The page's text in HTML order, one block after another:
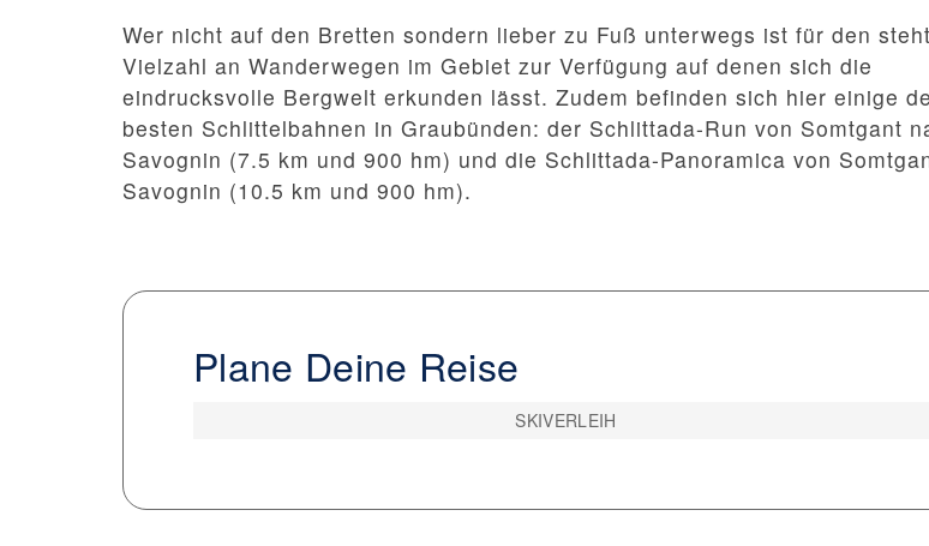
Wer nicht auf den Bretten sondern lieber zu Fuß unterwegs ist für den
Vielzahl an Wanderwegen im Gebiet zur Verfügung auf denen sich die
eindrucksvolle Bergwelt erkunden lässt. Zudem befinden sich hier einige
besten Schlittelbahnen in Graubünden: der Schlittada-Run von Somtgant
Savognin (7.5 km und 900 hm) und die Schlittada-Panoramica von
Savognin (10.5 km und 900 hm).
Plane Deine Reise
SKIVERLEIH